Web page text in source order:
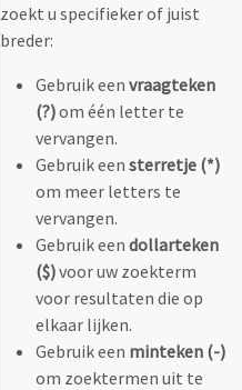
zoekt u specifieker of juist
breder:
Gebruik een vraagteken
(?)om één letter te
vervangen.
Gebruik een sterretje (*)
om meer letters te
vervangen.
Gebruik een dollarteken
($)voor uw zoekterm
voor resultaten die op
elkaar lijken.
Gebruik een minteken (-)
om zoektermen uit te